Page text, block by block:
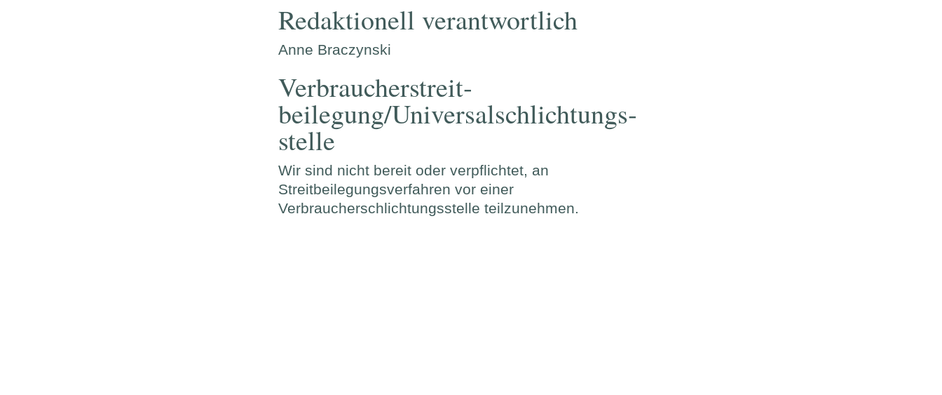
Redaktionell verantwortlich
Anne Braczynski
Verbraucher­streit­
beilegung/Universal­schlichtungs­
stelle
Wir sind nicht bereit oder verpflichtet, an
Streitbeilegungsverfahren vor einer
Verbraucherschlichtungsstelle teilzunehmen.